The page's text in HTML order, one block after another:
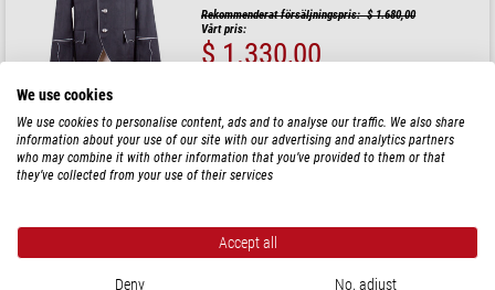
Rekommenderat försäljningspris: $ 1.680,00
Vårt pris:
$ 1.330,00
Rettl
Kavaj Kaiser Franz Josef Triscele blå storlek 54
Rekommenderat försäljningspris: $ 580,00
Vårt pris:
We use cookies
We use cookies to personalise content, ads and to analyse our traffic. We also share
information about your use of our site with our advertising and analytics partners
who may combine it with other information that you’ve provided to them or that
they’ve collected from your use of their services
Accept all
Deny No, adjust